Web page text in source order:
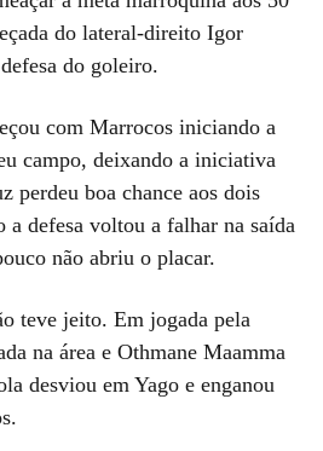
do lateral-direito Igor
do goleiro.
com Marrocos iniciando a
campo, deixando a iniciativa
perdeu boa chance aos dois
a defesa voltou a falhar na saída
não abriu o placar.
teve jeito. Em jogada pela
na área e Othmane Maamma
desviou em Yago e enganou